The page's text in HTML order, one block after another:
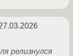
релизнулся